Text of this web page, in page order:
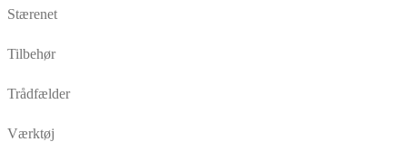
Stærenet
Tilbehør
Trådfælder
Værktøj